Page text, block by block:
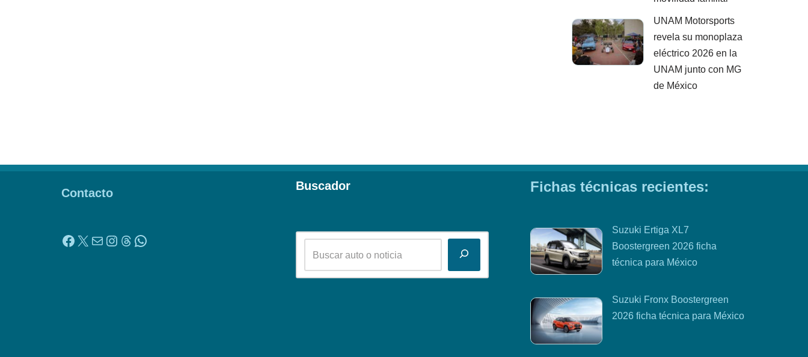
UNAM Motorsports
revela su monoplaza
eléctrico 2026 en la
UNAM junto con MG
de México
Contacto
Buscador Fichas técnicas recientes:
Suzuki Ertiga XL7
Boostergreen 2026 ficha
técnica para México
Suzuki Fronx Boostergreen
2026 ficha técnica para México